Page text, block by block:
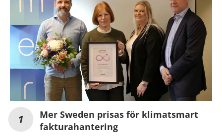
Mer Sweden prisas för klimatsmart
fakturahantering